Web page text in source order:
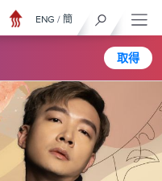
取得
ENG / 簡